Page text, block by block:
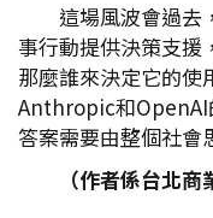
這場風波會過去
事行動提供決策支援
那麼誰來決定它的使
Anthropic和OpenAI
答案需要由整個社會
（作者係台北商